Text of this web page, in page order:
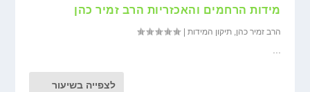
מידות הרחמים והאכזריות הרב זמיר כהן
הרב זמיר כהן,תיקון המידות |
...
לצפייה בשיעור